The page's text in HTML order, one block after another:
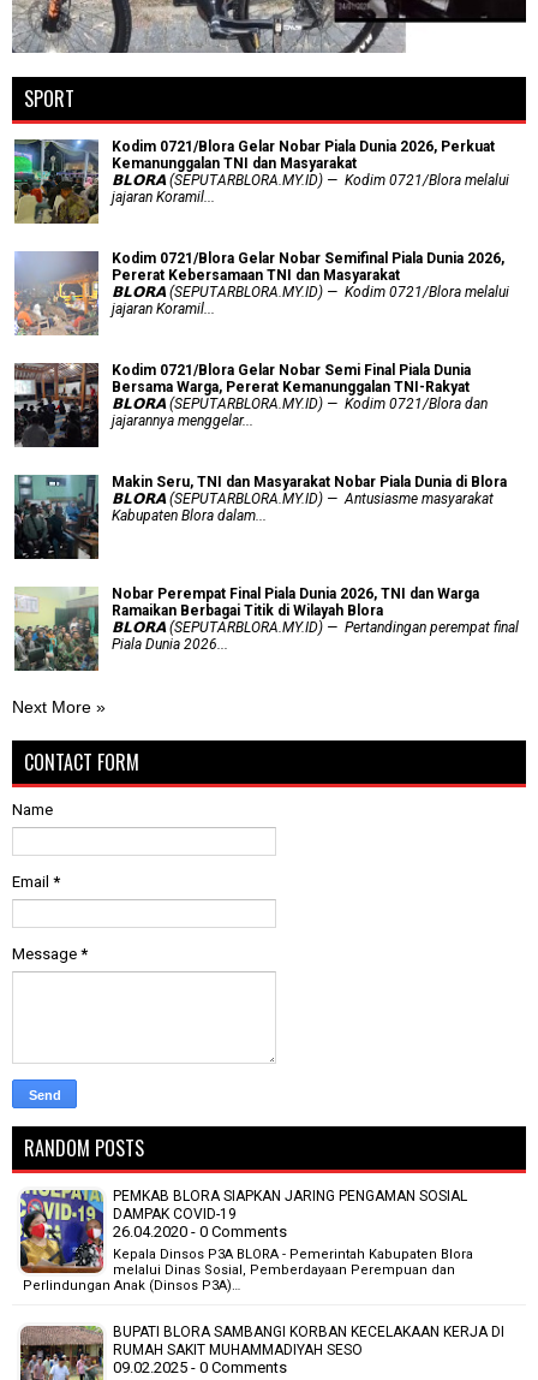
SPORT
Kodim 0721/Blora Gelar Nobar Piala Dunia 2026, Perkuat
Kemanunggalan TNI dan Masyarakat
𝗕𝗟𝗢𝗥𝗔 (SEPUTARBLORA.MY.ID) — Kodim 0721/Blora melalui
jajaran Koramil...
Kodim 0721/Blora Gelar Nobar Semifinal Piala Dunia 2026,
Pererat Kebersamaan TNI dan Masyarakat
𝗕𝗟𝗢𝗥𝗔 (SEPUTARBLORA.MY.ID) — Kodim 0721/Blora melalui
jajaran Koramil...
Kodim 0721/Blora Gelar Nobar Semi Final Piala Dunia
Bersama Warga, Pererat Kemanunggalan TNI-Rakyat
𝗕𝗟𝗢𝗥𝗔 (SEPUTARBLORA.MY.ID) — Kodim 0721/Blora dan
jajarannya menggelar...
Makin Seru, TNI dan Masyarakat Nobar Piala Dunia di Blora
𝗕𝗟𝗢𝗥𝗔 (SEPUTARBLORA.MY.ID) — Antusiasme masyarakat
Kabupaten Blora dalam...
Nobar Perempat Final Piala Dunia 2026, TNI dan Warga
Ramaikan Berbagai Titik di Wilayah Blora
𝗕𝗟𝗢𝗥𝗔 (SEPUTARBLORA.MY.ID) — Pertandingan perempat final
Piala Dunia 2026...
Next More »
CONTACT FORM
Name
Email *
Message *
RANDOM POSTS
PEMKAB BLORA SIAPKAN JARING PENGAMAN SOSIAL
DAMPAK COVID-19
26.04.2020 - 0 Comments
Kepala Dinsos P3A BLORA - Pemerintah Kabupaten Blora
melalui Dinas Sosial, Pemberdayaan Perempuan dan
Perlindungan Anak (Dinsos P3A)…
BUPATI BLORA SAMBANGI KORBAN KECELAKAAN KERJA DI
RUMAH SAKIT MUHAMMADIYAH SESO
09.02.2025 - 0 Comments